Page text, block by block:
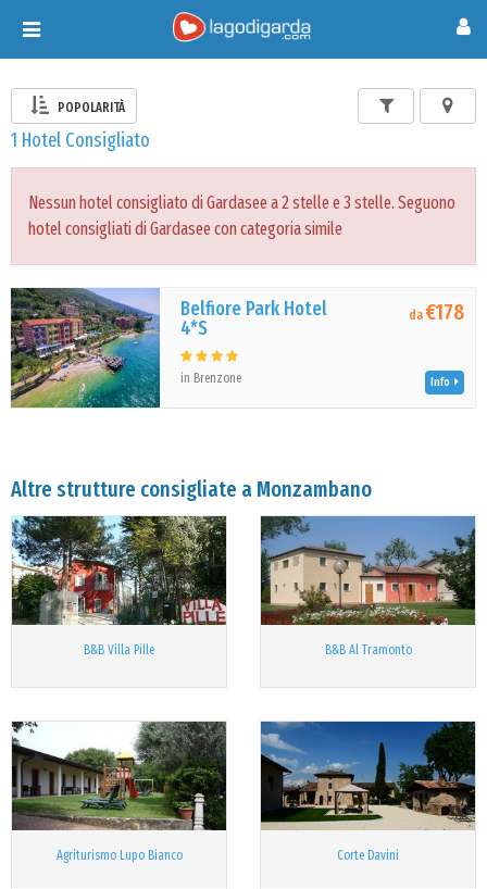
Toggle
navigation
POPOLARITÀ
1 Hotel Consigliato
Nessun hotel consigliato di Gardasee a 2 stelle e 3 stelle. Seguono
hotel consigliati di Gardasee con categoria simile
Belfiore Park Hotel
4*S
in Brenzone
da€178
Info
Altre strutture consigliate a Monzambano
B&B Villa Pille B&B Al Tramonto
Agriturismo Lupo Bianco Corte Davini